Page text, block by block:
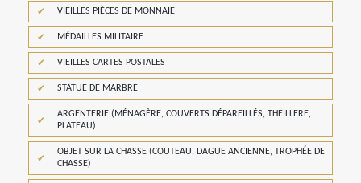
VIEILLES PIÈCES DE MONNAIE
MÉDAILLES MILITAIRE
VIEILLES CARTES POSTALES
STATUE DE MARBRE
ARGENTERIE (MÉNAGÈRE, COUVERTS DÉPAREILLÉS, THEILLERE,
PLATEAU)
OBJET SUR LA CHASSE (COUTEAU, DAGUE ANCIENNE, TROPHÉE DE
CHASSE)